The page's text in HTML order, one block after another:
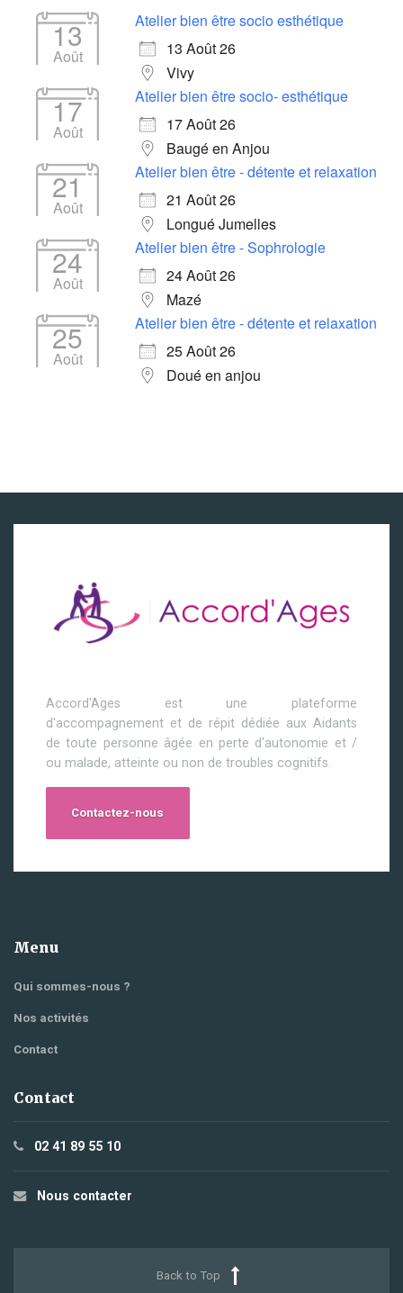
13
Août
Atelier bien être socio esthétique
13 Août 26
Vivy
17
Août
Atelier bien être socio- esthétique
17 Août 26
Baugé en Anjou
21
Août
Atelier bien être - détente et relaxation
21 Août 26
Longué Jumelles
24
Août
Atelier bien être - Sophrologie
24 Août 26
Mazé
25
Août
Atelier bien être - détente et relaxation
25 Août 26
Doué en anjou
Accord'Ages est une plateforme
d'accompagnement et de répit dédiée aux Aidants
de toute personne âgée en perte d'autonomie et /
ou malade, atteinte ou non de troubles cognitifs.
Contactez-nous
Menu
Qui sommes-nous ?
Nos activités
Contact
Contact
02 41 89 55 10
Nous contacter
Back to Top